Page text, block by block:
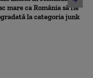
mare ca România să fie
la categoria junk